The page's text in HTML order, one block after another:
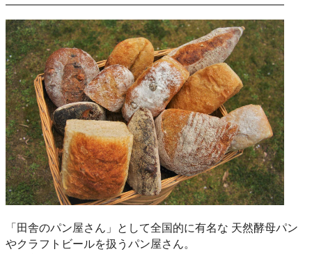
「田舎のパン屋さん」として全国的に有名な 天然酵母パン
やクラフトビールを扱うパン屋さん。